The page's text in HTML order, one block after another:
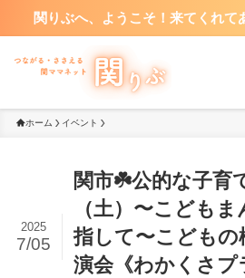
関りぶへ、ようこそ！来てくれて
ホーム イベント
関市☘️公的な子育
（土）〜こども
指して〜こどもの
演会《わかくさプ
2025
7/05